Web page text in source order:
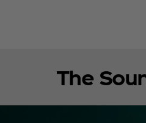
The